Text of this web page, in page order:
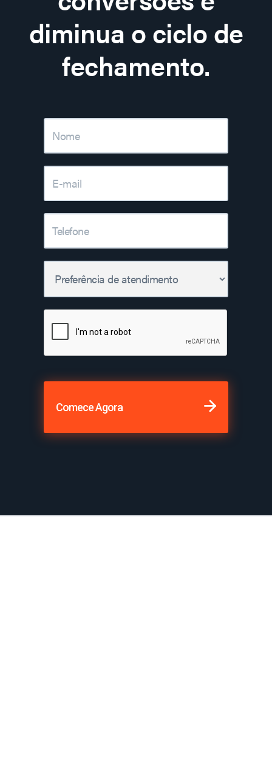
diminua o ciclo de
fechamento.
Comece Agora